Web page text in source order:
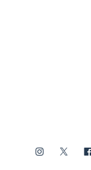
فيس بوكتويتر